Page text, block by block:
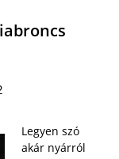
Legyen szó
akár nyárról